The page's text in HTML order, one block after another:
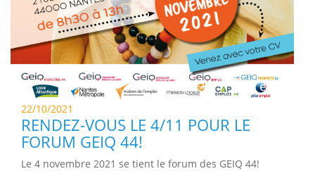
22/10/2021
RENDEZ-VOUS LE 4/11 POUR LE
FORUM GEIQ 44!
Le 4 novembre 2021 se tient le forum des GEIQ 44!